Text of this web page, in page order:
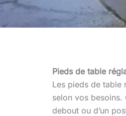
Pieds de table
Les pieds de table
selon vos besoins.
debout ou d’un